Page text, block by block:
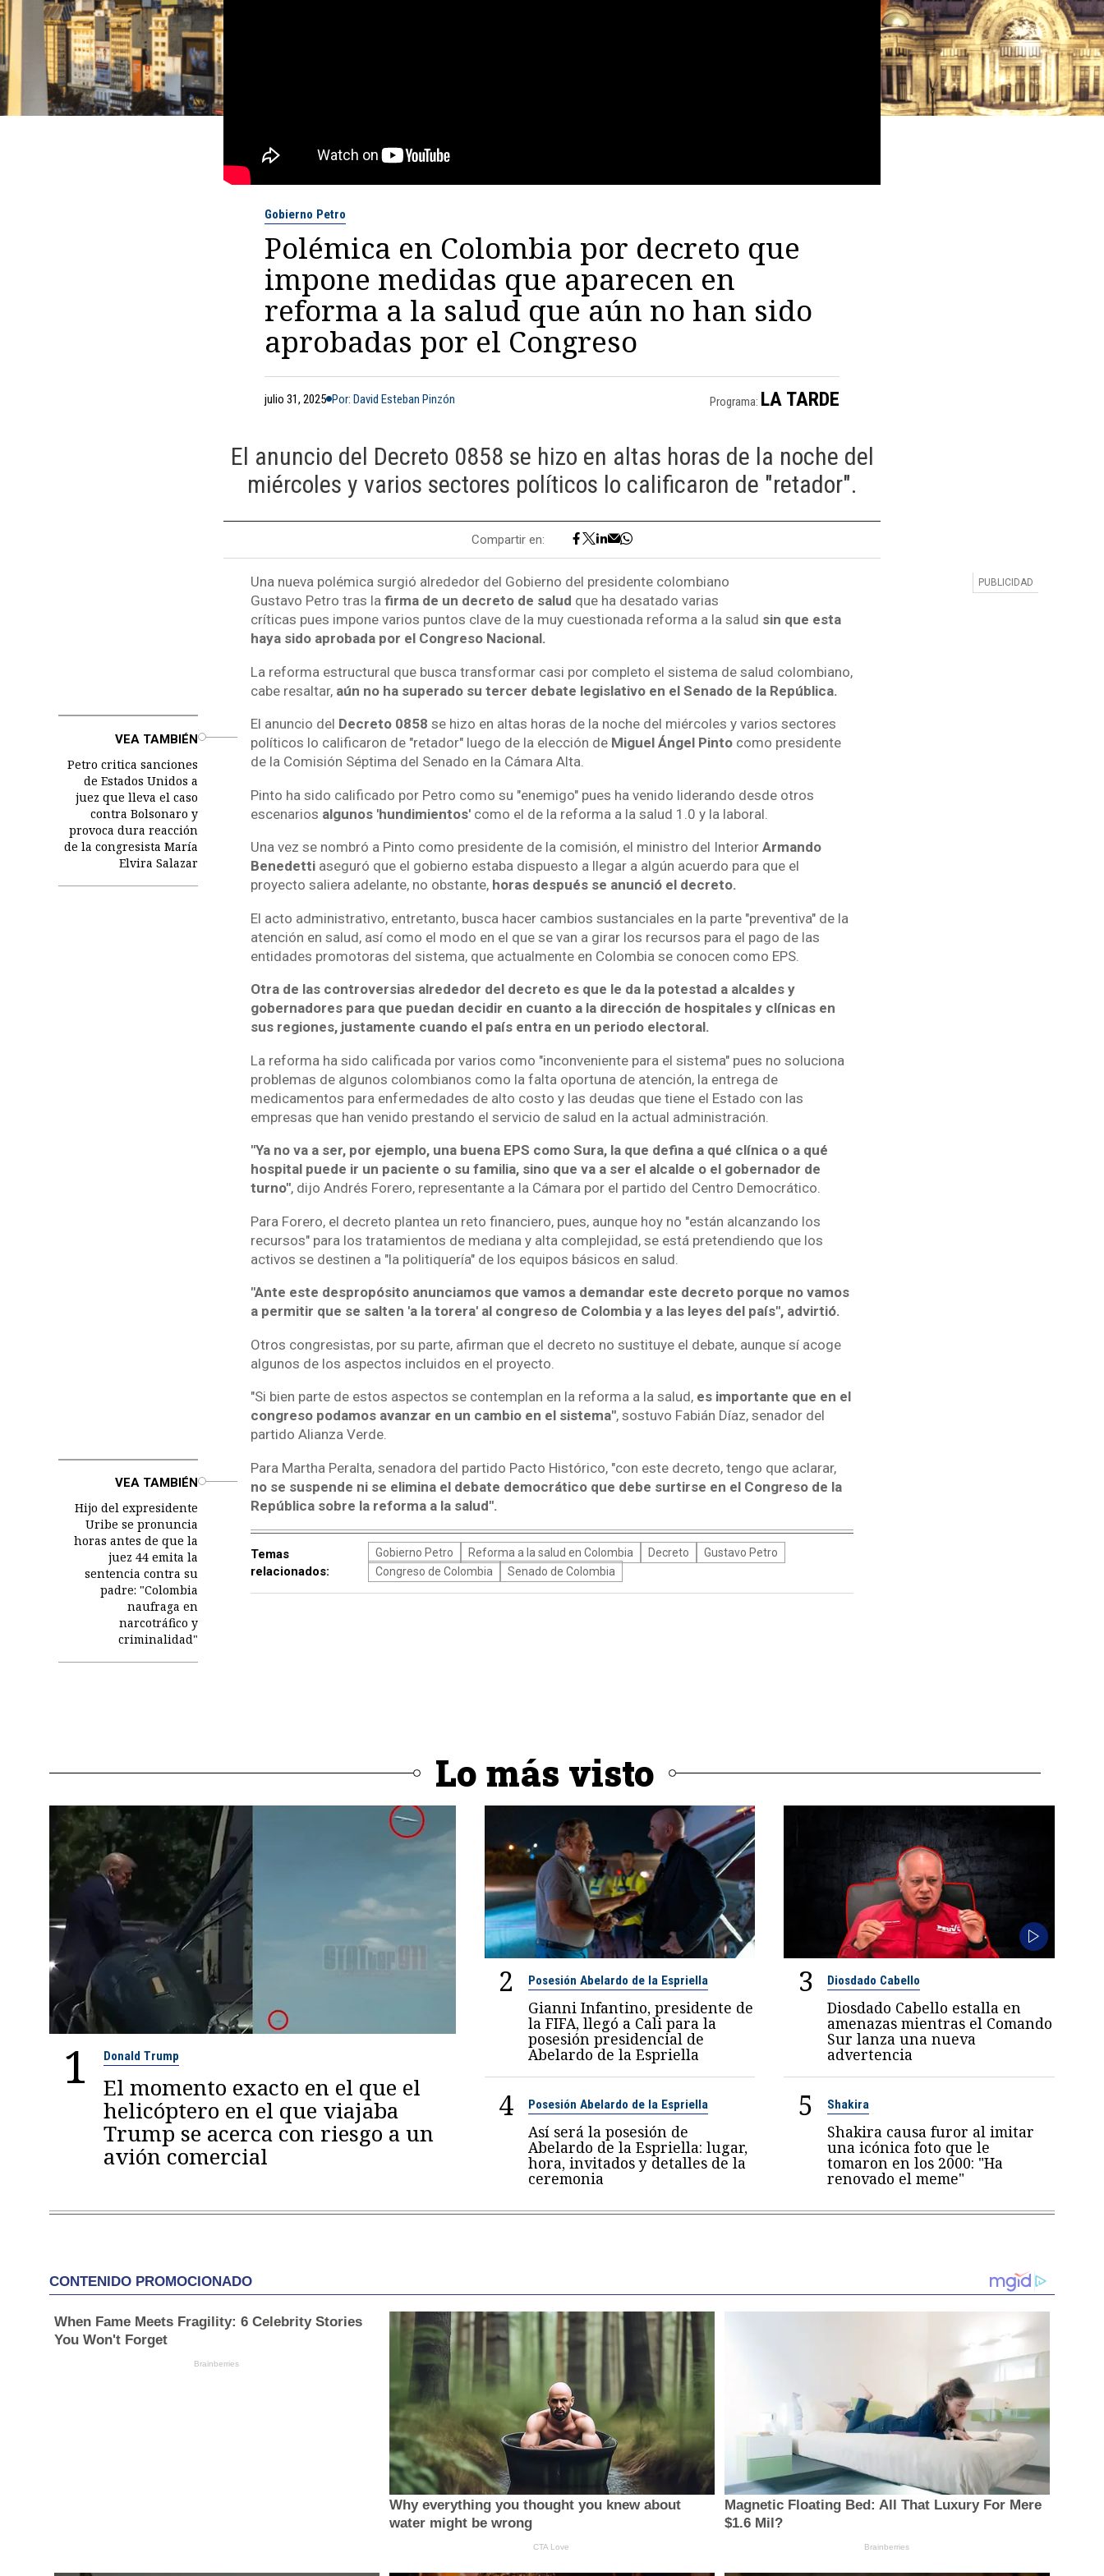
Gobierno Petro
Polémica en Colombia por decreto que
impone medidas que aparecen en
reforma a la salud que aún no han sido
aprobadas por el Congreso
julio 31, 2025 Por: David Esteban Pinzón Programa: LA TARDE
El anuncio del Decreto 0858 se hizo en altas horas de la noche del
miércoles y varios sectores políticos lo calificaron de "retador".
Compartir en:
Una nueva polémica surgió alrededor del Gobierno del presidente colombiano
Gustavo Petro tras la firma de un decreto de salud que ha desatado varias
críticas pues impone varios puntos clave de la muy cuestionada reforma a la salud sin que esta
haya sido aprobada por el Congreso Nacional.
La reforma estructural que busca transformar casi por completo el sistema de salud colombiano,
cabe resaltar, aún no ha superado su tercer debate legislativo en el Senado de la República.
VEA TAMBIÉN
Petro critica sanciones
de Estados Unidos a
juez que lleva el caso
contra Bolsonaro y
provoca dura reacción
de la congresista María
Elvira Salazar
El anuncio del Decreto 0858 se hizo en altas horas de la noche del miércoles y varios sectores
políticos lo calificaron de "retador" luego de la elección de Miguel Ángel Pintocomo presidente
de la Comisión Séptima del Senado en la Cámara Alta.
Pinto ha sido calificado por Petro como su "enemigo" pues ha venido liderando desde otros
escenarios algunos 'hundimientos'como el de la reforma a la salud 1.0 y la laboral.
Una vez se nombró a Pinto como presidente de la comisión, el ministro del Interior Armando
Benedettiaseguró que el gobierno estaba dispuesto a llegar a algún acuerdo para que el
proyecto saliera adelante, no obstante, horas después se anunció el decreto.
El acto administrativo, entretanto, busca hacer cambios sustanciales en la parte "preventiva" de la
atención en salud, así como el modo en el que se van a girar los recursos para el pago de las
entidades promotoras del sistema, que actualmente en Colombia se conocen como EPS.
Otra de las controversias alrededor del decreto es que le da la potestad a alcaldes y
gobernadores para que puedan decidir en cuanto a la dirección de hospitales y clínicas en
sus regiones, justamente cuando el país entra en un periodo electoral.
La reforma ha sido calificada por varios como "inconveniente para el sistema" pues no soluciona
problemas de algunos colombianos como la falta oportuna de atención, la entrega de
medicamentos para enfermedades de alto costo y las deudas que tiene el Estado con las
empresas que han venido prestando el servicio de salud en la actual administración.
"Ya no va a ser, por ejemplo, una buena EPS como Sura, la que defina a qué clínica o a qué
hospital puede ir un paciente o su familia, sino que va a ser el alcalde o el gobernador de
turno", dijo Andrés Forero, representante a la Cámara por el partido del Centro Democrático.
Para Forero, el decreto plantea un reto financiero, pues, aunque hoy no "están alcanzando los
recursos" para los tratamientos de mediana y alta complejidad, se está pretendiendo que los
activos se destinen a "la politiquería" de los equipos básicos en salud.
"Ante este despropósito anunciamos que vamos a demandar este decreto porque no vamos
a permitir que se salten 'a la torera' al congreso de Colombia y a las leyes del país", advirtió.
Otros congresistas, por su parte, afirman que el decreto no sustituye el debate, aunque sí acoge
algunos de los aspectos incluidos en el proyecto.
"Si bien parte de estos aspectos se contemplan en la reforma a la salud, es importante que en el
congreso podamos avanzar en un cambio en el sistema", sostuvo Fabián Díaz, senador del
partido Alianza Verde.
VEA TAMBIÉN
Hijo del expresidente
Uribe se pronuncia
horas antes de que la
juez 44 emita la
sentencia contra su
padre: "Colombia
naufraga en
narcotráfico y
criminalidad"
Para Martha Peralta, senadora del partido Pacto Histórico, "con este decreto, tengo que aclarar,
no se suspende ni se elimina el debate democrático que debe surtirse en el Congreso de la
República sobre la reforma a la salud".
Temas
relacionados:
Gobierno Petro Reforma a la salud en Colombia Decreto
Gustavo Petro
Congreso de Colombia
Senado de Colombia
Lo más visto
1 Donald Trump
El momento exacto en el que el
helicóptero en el que viajaba
Trump se acerca con riesgo a un
avión comercial
2 Posesión Abelardo de la Espriella
Gianni Infantino, presidente de
la FIFA, llegó a Cali para la
posesión presidencial de
Abelardo de la Espriella
3 Diosdado Cabello
Diosdado Cabello estalla en
amenazas mientras el Comando
Sur lanza una nueva
advertencia
4 Posesión Abelardo de la Espriella
Así será la posesión de
Abelardo de la Espriella: lugar,
hora, invitados y detalles de la
ceremonia
5 Shakira
Shakira causa furor al imitar
una icónica foto que le
tomaron en los 2000: "Ha
renovado el meme"